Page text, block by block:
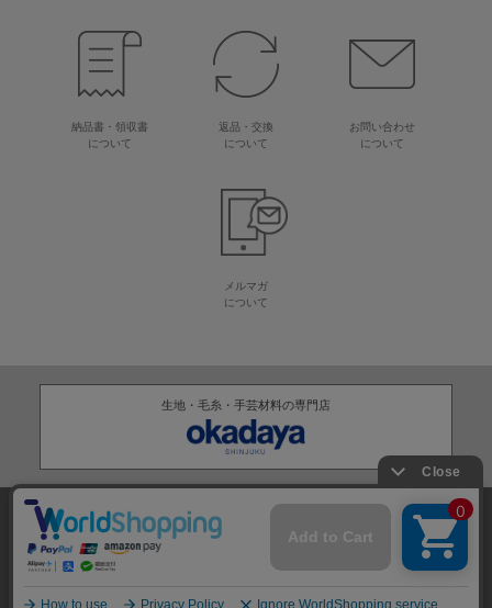
納品書・領収書
について
返品・交換
について
お問い合わせ
について
メルマガ
について
生地・毛糸・手芸材料の専門店
株式会社オカダヤ
特定商取引法に基づく表記 プライバシーポリシー サイトマップ